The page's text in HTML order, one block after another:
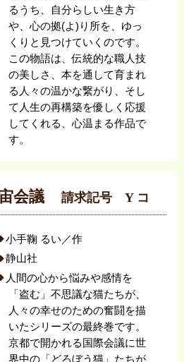
るうち、自分らしい生き方
や、心の拠(よ)り所を、ゆっ
くりと見つけていくのです。
この物語は、伝統的な職人技
の美しさ、本を通して育まれ
る人々の温かな繋がり、そし
て人生の再構築を優しく応援
してくれる、心温まる作品で
す。
会議 請求記号 Y コ
小手鞠 るい／作
静山社
人間の心から悩みや感情を
「盗む」不思議な猫たちが、
人々の幸せのための奮闘を描
いたシリーズの最終巻です。
京都で開かれる国際会議に世
界中の「どろぼう猫」たちが